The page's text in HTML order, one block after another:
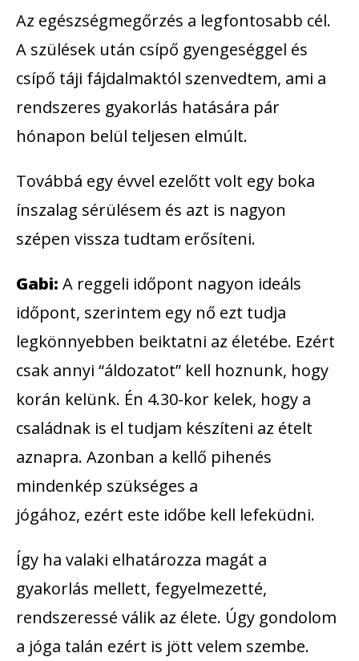
Az egészségmegőrzés a legfontosabb cél.
A szülések után csípő gyengeséggel és
csípő táji fájdalmaktól szenvedtem, ami a
rendszeres gyakorlás hatására pár
hónapon belül teljesen elmúlt.
Továbbá egy évvel ezelőtt volt egy boka
ínszalag sérülésem és azt is nagyon
szépen vissza tudtam erősíteni.
Gabi: A reggeli időpont nagyon ideáls
időpont, szerintem egy nő ezt tudja
legkönnyebben beiktatni az életébe. Ezért
csak annyi “áldozatot” kell hoznunk, hogy
korán kelünk. Én 4.30-kor kelek, hogy a
családnak is el tudjam készíteni az ételt
aznapra. Azonban a kellő pihenés
mindenkép szükséges a
jógához, ezért este időbe kell lefeküdni.
Így ha valaki elhatározza magát a
gyakorlás mellett, fegyelmezetté,
rendszeressé válik az élete. Úgy gondolom
a jóga talán ezért is jött velem szembe.